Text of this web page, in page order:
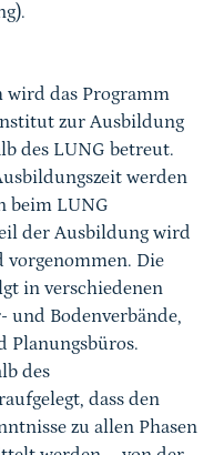
das Programm
zur Ausbildung
des LUNG betreut.
werden
beim LUNG
der Ausbildung wird
Die
in verschiedenen
und Bodenverbände,
Planungsbüros.
des
dass den
zu allen Phasen